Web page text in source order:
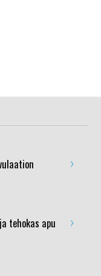
›
tehokas apu
›